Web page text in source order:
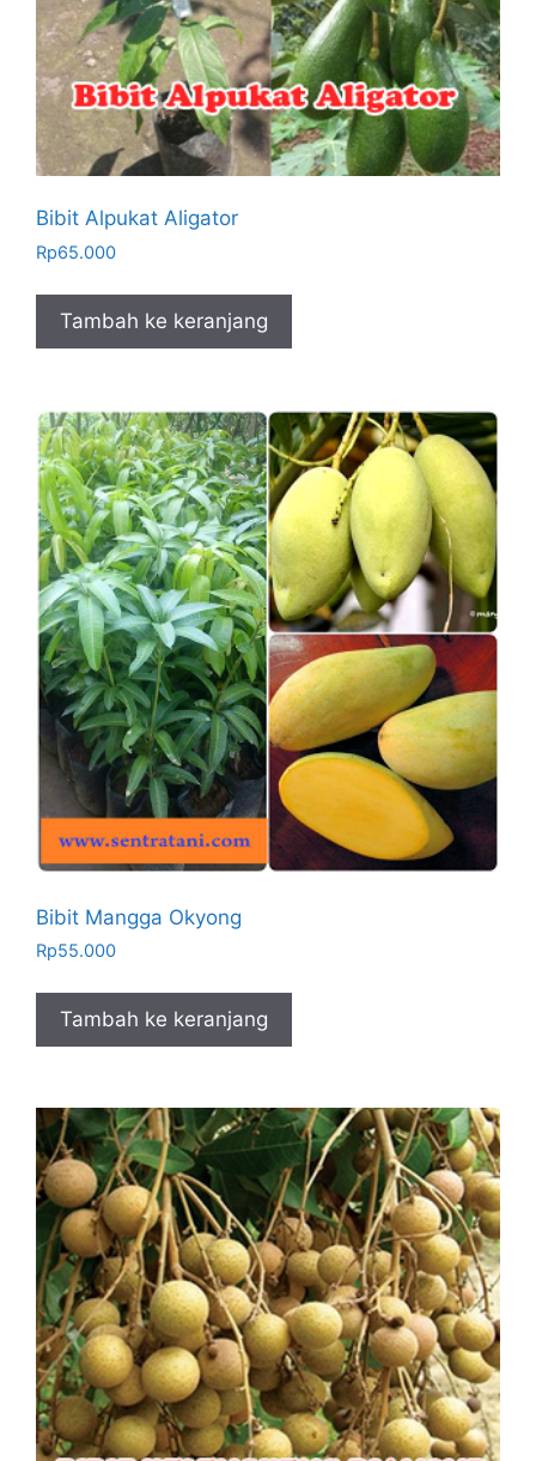
Bibit Alpukat Aligator
Rp65.000
Tambah ke keranjang
Bibit Mangga Okyong
Rp55.000
Tambah ke keranjang